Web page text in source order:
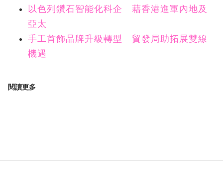
以色列鑽石智能化科企 藉香港進軍內地及
亞太
手工首飾品牌升級轉型 貿發局助拓展雙線
機遇
閱讀更多